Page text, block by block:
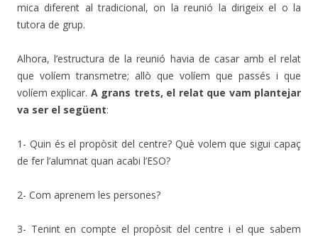
mica diferent al tradicional, on la reunió la dirigeix el o la
tutora de grup.
Alhora, l’estructura de la reunió havia de casar amb el relat
que volíem transmetre; allò que volíem que passés i que
volíem explicar. A grans trets, el relat que vam plantejar
va ser el següent:
1- Quin és el propòsit del centre? Què volem que sigui capaç
de fer l’alumnat quan acabi l’ESO?
2- Com aprenem les persones?
3- Tenint en compte el propòsit del centre i el que sabem